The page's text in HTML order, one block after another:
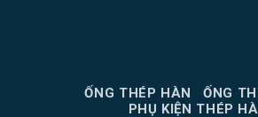
ỐNG THÉP HÀN
ỐNG
PHỤ KIỆN THÉP